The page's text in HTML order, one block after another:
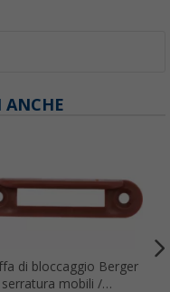
ANCHE
di bloccaggio Berger
serratura mobili /